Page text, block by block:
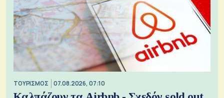
ΤΟΥΡΙΣΜΟΣ 07.08.2026, 07:10